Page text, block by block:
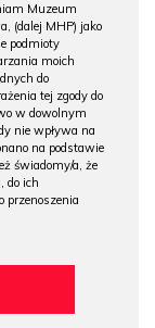
Muzeum
(dalej MHP) jako
podmioty
moich
do
tej zgody do
w dowolnym
nie wpływa na
na podstawie
świadomy/a, że
do ich
przenoszenia